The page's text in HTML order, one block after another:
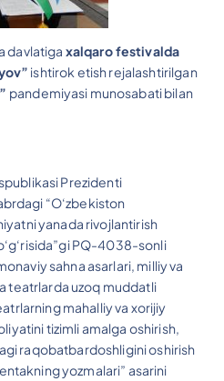
davlatiga xalqaro festivalda
ishtirok etish rejalashtirilgan
pandemiyasi munosabati bilan
Prezidenti
“O‘zbekiston
yanada rivojlantirish
PQ-4038-sonli
sahna asarlari, milliy va
teatrlarda uzoq muddatli
mahalliy va xorijiy
tizimli amalga oshirish,
raqobatbardoshligini oshirish
yozmalari” asarini